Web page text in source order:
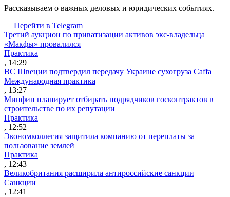
Рассказываем о важных деловых и юридических событиях.
Перейти в Telegram
Третий аукцион по приватизации активов экс-владельца
«Макфы» провалился
Практика
, 14:29
ВС Швеции подтвердил передачу Украине сухогруза Caffa
Международная практика
, 13:27
Минфин планирует отбирать подрядчиков госконтрактов в
строительстве по их репутации
Практика
, 12:52
Экономколлегия защитила компанию от переплаты за
пользование землей
Практика
, 12:43
Великобритания расширила антироссийские санкции
Санкции
, 12:41